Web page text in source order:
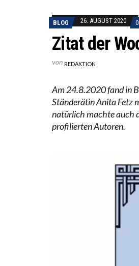
BLOG 26. AUGUST 2020 0
Zitat der
von REDAKTION
Am 24.8.2020 fand in
Ständerätin Anita Fetz
natürlich machte auch
profilierten Autoren.